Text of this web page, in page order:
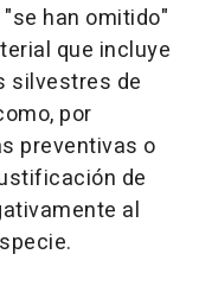
han omitido"
que incluye
silvestres de
por
preventivas o
de
al